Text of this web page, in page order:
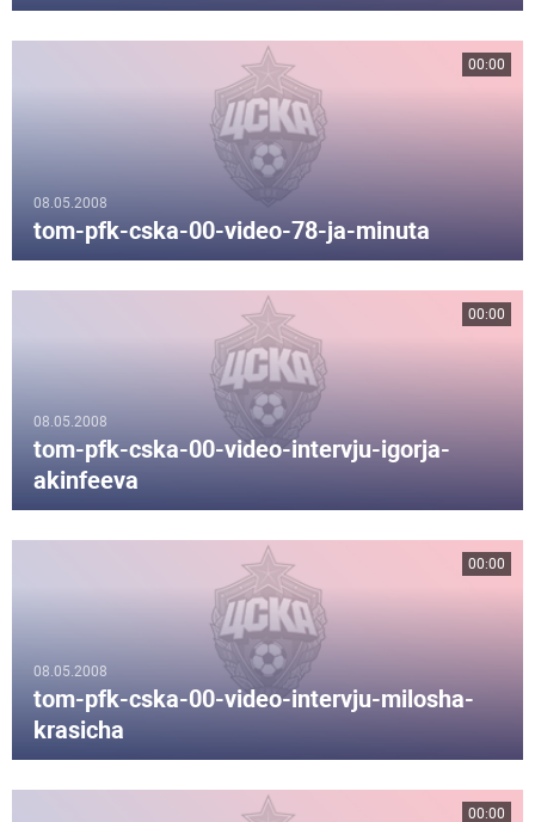
08.05.2008
tom-pfk-cska-00-video-78-ja-minuta
00:00
08.05.2008
tom-pfk-cska-00-video-intervju-igorja-
akinfeeva
00:00
08.05.2008
tom-pfk-cska-00-video-intervju-milosha-
krasicha
00:00
00:00